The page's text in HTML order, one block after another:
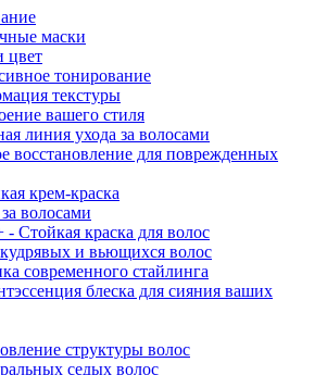
маски
цвет
тонирование
текстуры
вашего стиля
линия ухода за волосами
восстановление для поврежденных
крем-краска
волосами
Стойкая краска для волос
и вьющихся волос
современного стайлинга
блеска для сияния ваших
структуры волос
седых волос